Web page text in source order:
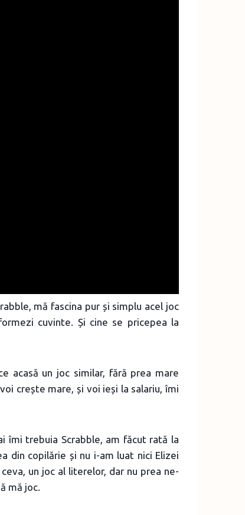
mă fascina pur și simplu acel joc
cuvinte. Și cine se pricepea la
acasă un joc similar, fără prea mare
crește mare, și voi ieși la salariu, îmi
îmi trebuia Scrabble, am făcut rată la
din copilărie și nu i-am luat nici Elizei
un joc al literelor, dar nu prea ne-
mă joc.